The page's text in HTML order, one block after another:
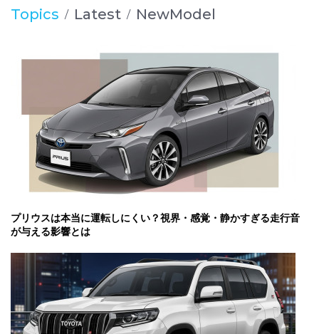
Topics Latest NewModel
プリウスは本当に運転しにくい？視界・感覚・静かすぎる走行音
が与える影響とは